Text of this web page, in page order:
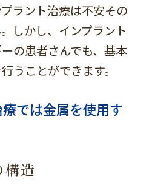
ラント治療は不安その
しかし、インプラント
の患者さんでも、基本
うことができます。
では金属を使用す
構造